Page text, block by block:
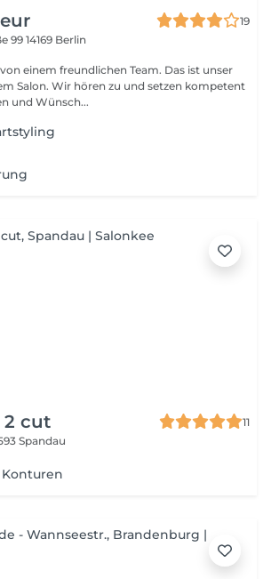
19
9914169 Berlin
einem freundlichen Team. Das ist unser
setzen kompetent
und Wünsch...
2 cut
11
Spandau